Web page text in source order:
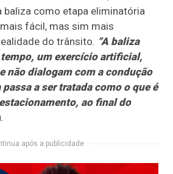
baliza como etapa eliminatória
fácil, mas sim mais
do trânsito. “A baliza
um exercício artificial,
não dialogam com a condução
a ser tratada como o que é
ao final do
após a publicidade